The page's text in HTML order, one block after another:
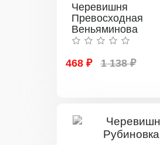
Черевишня
Превосходная
Веньяминова
468 ₽ 1 138 ₽